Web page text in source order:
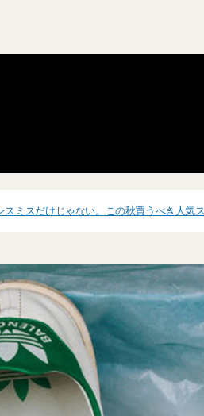
スミスだけじゃない。この秋買うべき人気